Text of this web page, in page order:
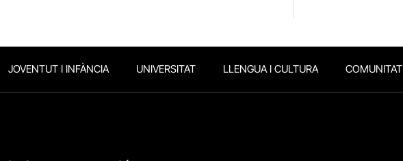
JOVENTUT I INFÀNCIA UNIVERSITAT LLENGUA I CULTURA COMUNITAT